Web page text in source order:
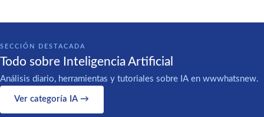
SECCIÓN DESTACADA
Todo sobre Inteligencia Artificial
Análisis diario, herramientas y tutoriales sobre IA en wwwhatsnew.
Ver categoría IA →